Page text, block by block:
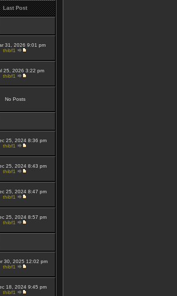
Last Post
31, 2026 9:01 pm
thibf1
25, 2026 3:22 pm
thibf1
No Posts
25, 2024 8:36 pm
thibf1
25, 2024 8:43 pm
thibf1
25, 2024 8:47 pm
thibf1
25, 2024 8:57 pm
thibf1
30, 2025 12:02 pm
thibf1
18, 2024 9:45 pm
thibf1